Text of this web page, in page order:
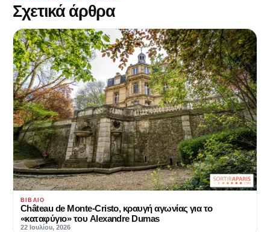
Σχετικά άρθρα
ΒΙΒΛΊΟ
Château de Monte-Cristo, κραυγή αγωνίας για το
«καταφύγιο» του Alexandre Dumas
22 Ιουλίου, 2026